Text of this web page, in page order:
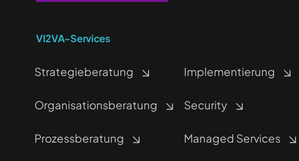
VI2VA-Services
Strategieberatung
Organisationsberatung
Prozessberatung
Implementierung
Security
Managed Services